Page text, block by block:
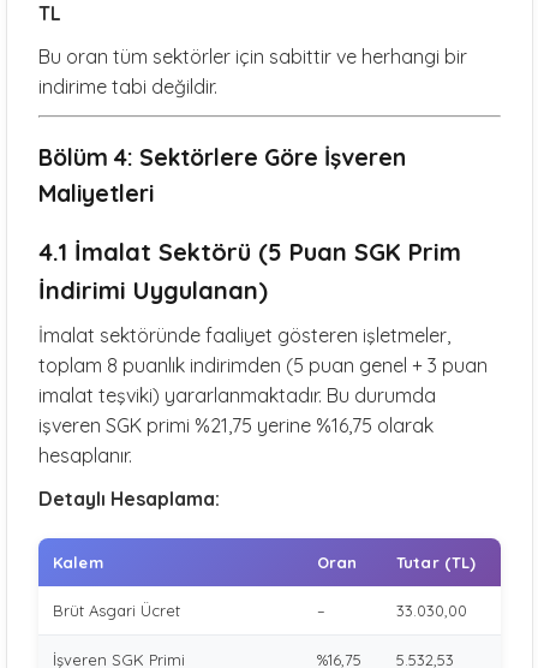
TL
Bu oran tüm sektörler için sabittir ve herhangi bir
indirime tabi değildir.
Bölüm 4: Sektörlere Göre İşveren
Maliyetleri
4.1 İmalat Sektörü (5 Puan SGK Prim
İndirimi Uygulanan)
İmalat sektöründe faaliyet gösteren işletmeler,
toplam 8 puanlık indirimden (5 puan genel + 3 puan
imalat teşviki) yararlanmaktadır. Bu durumda
işveren SGK primi %21,75 yerine %16,75 olarak
hesaplanır.
Detaylı Hesaplama:
Kalem Oran Tutar (TL)
Brüt Asgari Ücret – 33.030,00
İşveren SGK Primi %16,75 5.532,53